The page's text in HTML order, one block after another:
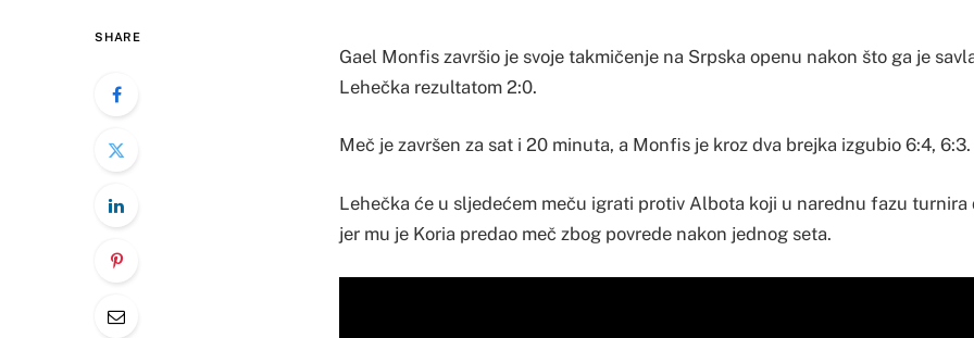
SHARE
Gael Monfis završio je svoje takmičenje na Srpska openu nakon što ga je
Lehečka rezultatom 2:0.
Meč je završen za sat i 20 minuta, a Monfis je kroz dva brejka izgubio 6:4, 6:3.
Lehečka će u sljedećem meču igrati protiv Albota koji u narednu fazu turnira
jer mu je Koria predao meč zbog povrede nakon jednog seta.